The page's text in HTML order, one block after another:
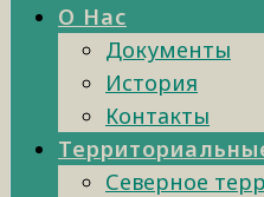
О Нас
Документы
История
Контакты
Северное